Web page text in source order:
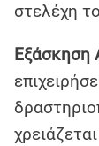
στελέχη
Εξάσκηση